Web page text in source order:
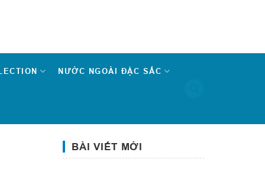
NƯỚC NGOÀI ĐẶC SẮC
BÀI VIẾT MỚI